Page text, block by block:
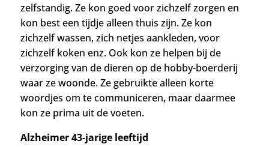
zelfstandig. Ze kon goed voor zichzelf zorgen en
kon best een tijdje alleen thuis zijn. Ze kon
zichzelf wassen, zich netjes aankleden, voor
zichzelf koken enz. Ook kon ze helpen bij de
verzorging van de dieren op de hobby-boerderij
waar ze woonde. Ze gebruikte alleen korte
woordjes om te communiceren, maar daarmee
kon ze prima uit de voeten.
Alzheimer 43-jarige leeftijd